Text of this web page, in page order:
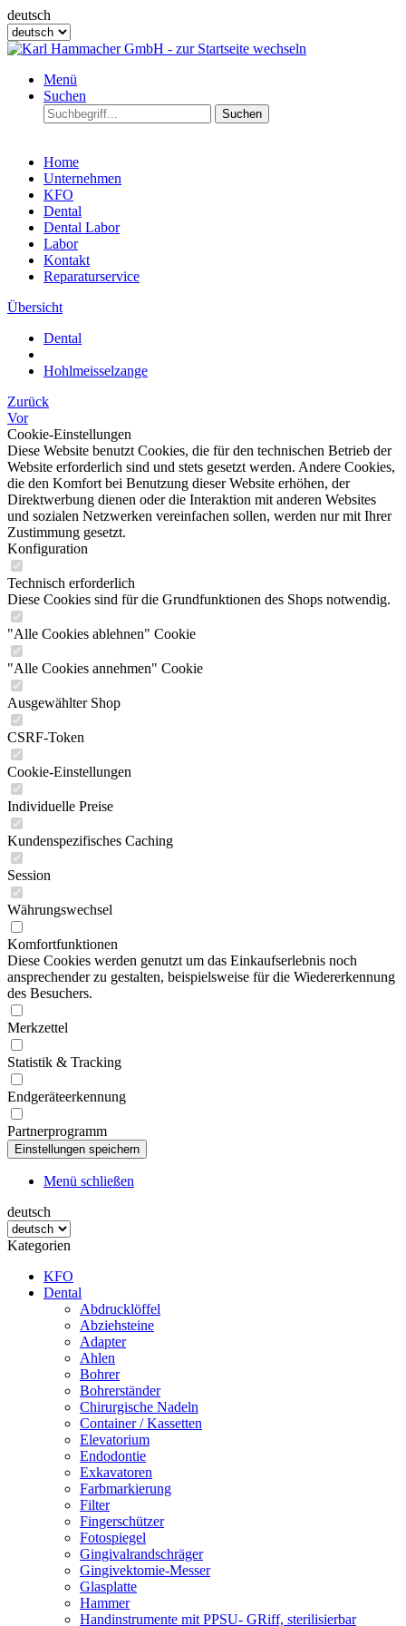
deutsch
Menü
Suchen
Suchen
Home
Unternehmen
KFO
Dental
Dental Labor
Labor
Kontakt
Reparaturservice
Übersicht
Dental
Hohlmeisselzange
Zurück
Vor
Cookie-Einstellungen
Diese Website benutzt Cookies, die für den technischen Betrieb der
Website erforderlich sind und stets gesetzt werden. Andere Cookies,
die den Komfort bei Benutzung dieser Website erhöhen, der
Direktwerbung dienen oder die Interaktion mit anderen Websites
und sozialen Netzwerken vereinfachen sollen, werden nur mit Ihrer
Zustimmung gesetzt.
Konfiguration
Technisch erforderlich
Diese Cookies sind für die Grundfunktionen des Shops notwendig.
"Alle Cookies ablehnen" Cookie
"Alle Cookies annehmen" Cookie
Ausgewählter Shop
CSRF-Token
Cookie-Einstellungen
Individuelle Preise
Kundenspezifisches Caching
Session
Währungswechsel
Komfortfunktionen
Diese Cookies werden genutzt um das Einkaufserlebnis noch
ansprechender zu gestalten, beispielsweise für die Wiedererkennung
des Besuchers.
Merkzettel
Statistik & Tracking
Endgeräteerkennung
Partnerprogramm
Menü schließen
deutsch
Kategorien
KFO
Dental
Abdrucklöffel
Abziehsteine
Adapter
Ahlen
Bohrer
Bohrerständer
Chirurgische Nadeln
Container / Kassetten
Elevatorium
Endodontie
Exkavatoren
Farbmarkierung
Filter
Fingerschützer
Fotospiegel
Gingivalrandschräger
Gingivektomie-Messer
Glasplatte
Hammer
Handinstrumente mit PPSU- GRiff, sterilisierbar